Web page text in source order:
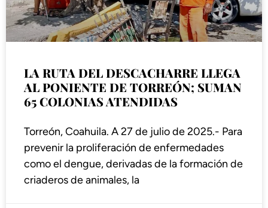
LA RUTA DEL DESCACHARRE LLEGA
AL PONIENTE DE TORREÓN; SUMAN
65 COLONIAS ATENDIDAS
Torreón, Coahuila. A 27 de julio de 2025.- Para
prevenir la proliferación de enfermedades
como el dengue, derivadas de la formación de
criaderos de animales, la